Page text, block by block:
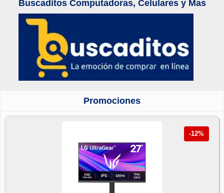
Buscaditos Computadoras, Celulares y Mas
Promociones
-12%